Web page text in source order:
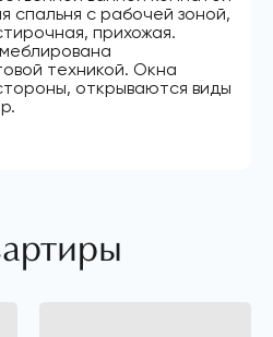
спальня с рабочей зоной,
прихожая.
техникой. Окна
открываются виды